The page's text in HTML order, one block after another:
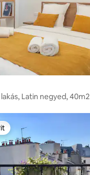
Latin negyed, 40m2